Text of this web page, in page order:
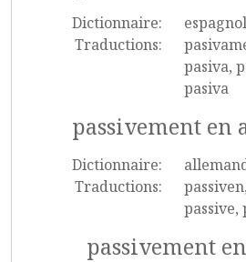
Dictionnaire:
espagnol
Traductions:
pasiva,
pasiva
passivement en
Dictionnaire:
Traductions:
passive,
passivement